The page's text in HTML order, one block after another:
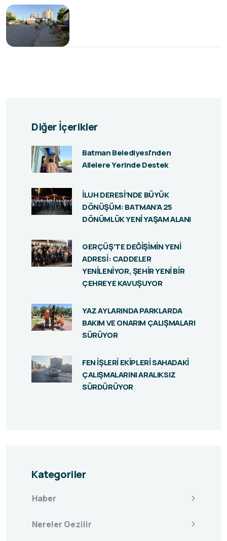
Diğer İçerikler
Batman Belediyesi'nden
Ailelere Yerinde Destek
İLUH DERESİ’NDE BÜYÜK
DÖNÜŞÜM: BATMAN’A 25
DÖNÜMLÜK YENİ YAŞAM ALANI
GERÇÜŞ’TE DEĞİŞİMİN YENİ
ADRESİ: CADDELER
YENİLENİYOR, ŞEHİR YENİ BİR
ÇEHREYE KAVUŞUYOR
YAZ AYLARINDA PARKLARDA
BAKIM VE ONARIM ÇALIŞMALARI
SÜRÜYOR
FEN İŞLERİ EKİPLERİ SAHADAKİ
ÇALIŞMALARINI ARALIKSIZ
SÜRDÜRÜYOR
Kategoriler
Haber
Nereler Gezilir